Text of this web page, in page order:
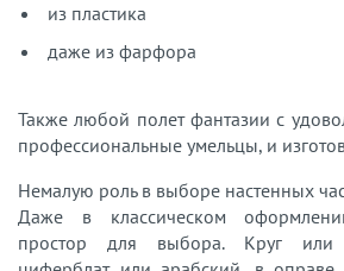
из пластика
даже из фарфора
Также любой полет фантазии с
профессиональные умельцы, и
Немалую роль в выборе настенных
Даже в классическом
простор для выбора. Круг или